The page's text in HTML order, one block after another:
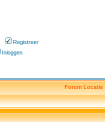
Registreer
Inloggen
Forum Locatie